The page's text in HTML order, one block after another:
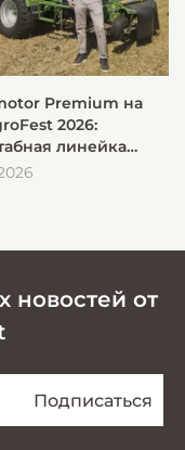
Premium на
2026:
линейка
для быстрой и
новостей от